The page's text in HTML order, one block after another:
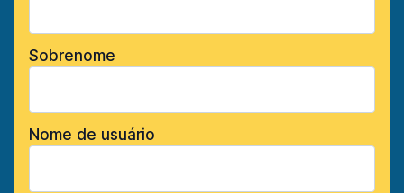
Sobrenome
Nome de usuário